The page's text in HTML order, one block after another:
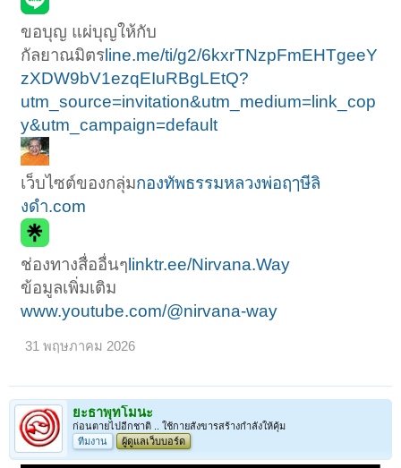
ขอบุญ แผ่บุญให้กับ
กัลยาณมิตร line.me/ti/g2/6kxrTNzpFmEHTgeeY
zXDW9bV1ezqEIuRBgLEtQ?
utm_source=invitation&utm_medium=link_cop
y&utm_campaign=default
เว็บไซต์ของกลุ่มกองทัพธรรมหลวงพ่อฤๅษีลิ
งดํา.com
ช่องทางสื่ออื่นๆ linktr.ee/Nirvana.Way
ข้อมูลเพิ่มเติม
www.youtube.com/@nirvana-way
31 พฤษภาคม 2026
ยะธาพุทโมนะ
ก่อนตายไปอีกชาติ .. ใช้กายสังขารสร้างกำลังให้คุ้ม
ทีมงาน
ผู้ดูแลเว็บบอร์ด